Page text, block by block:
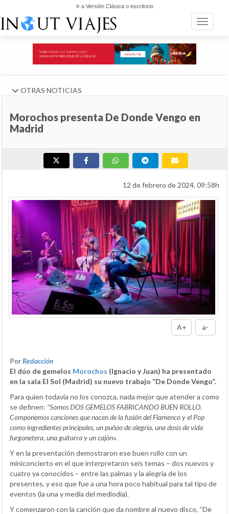
Ir a Versión Clásica o escritorio
Toggle
OTRAS NOTICIAS
Morochos presenta De Donde Vengo en
Madrid
12 de febrero de 2024, 09:58h
A+ a-
PorRedacción
El dúo de gemelos Morochos (Ignacio y Juan) ha presentado
en la sala El Sol (Madrid) su nuevo trabajo “De Donde Vengo”.
Para quien todavía no los conozca, nada mejor que atender a como
se definen: “Somos DOS GEMELOS FABRICANDO BUEN ROLLO.
Componemos canciones que nacen de la fusión del Flamenco y el Pop
como ingredientes principales, un puñao de alegría, una dosis de vida
furgonetera, una guitarra y un cajón».
Y en la presentación demostraron ese buen rollo con un
miniconcierto en el que interpretaron seis temas – dos nuevos y
cuatro ya conocidos – entre las palmas y la alegría de los
presentes, y eso que fue a una hora poco habitual para tal tipo de
eventos (la una y media del mediodía).
Y comenzaron con la canción que da nombre al nuevo disco, “De